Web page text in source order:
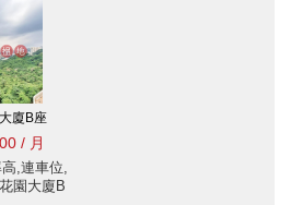
廈B座
/ 月
,連車位,
園大廈B